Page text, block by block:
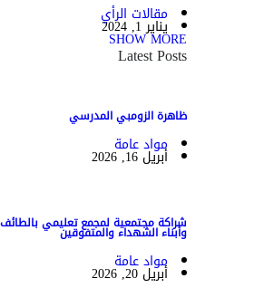
مقالات الرأي
يناير 1, 2024
SHOW MORE
Latest Posts
ظاهرة الزومبي المدرسي
مواد عامة
أبريل 16, 2026
شراكة مجتمعية لمجمع تعليمي
وأبناء الشهداء والمتفوقين
مواد عامة
أبريل 20, 2026